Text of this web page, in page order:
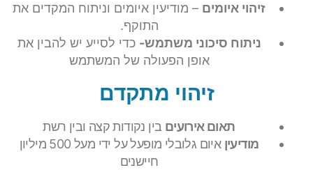
זיהוי איומים– מודיעין איומים וניתוח המקדים את
התוקף.
ניתוח סיכוני משתמש-כדי לסייע יש להבין את
אופן הפעולה של המשתמש
זיהוי מתקדם
תאום אירועיםבין נקודות קצה ובין רשת
מודיעין
איום גלובלי מופעל על ידי מעל 500 מיליון
חיישנים